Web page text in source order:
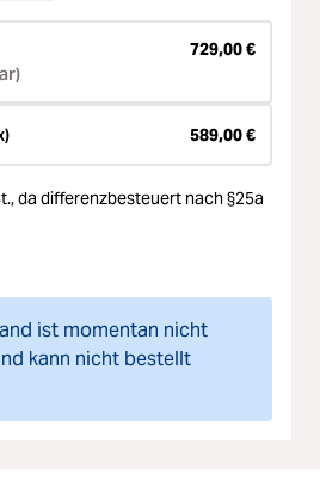
729,00 €
589,00 €
da differenzbesteuert nach §25a
ist momentan nicht
kann nicht bestellt